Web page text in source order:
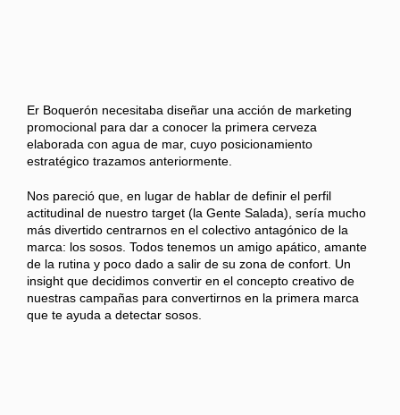
Er Boquerón necesitaba diseñar una acción de marketing
promocional para dar a conocer la primera cerveza
elaborada con agua de mar, cuyo posicionamiento
estratégico trazamos anteriormente.
Nos pareció que, en lugar de hablar de definir el perfil
actitudinal de nuestro target (la Gente Salada), sería mucho
más divertido centrarnos en el colectivo antagónico de la
marca: los sosos. Todos tenemos un amigo apático, amante
de la rutina y poco dado a salir de su zona de confort. Un
insight que decidimos convertir en el concepto creativo de
nuestras campañas para convertirnos en la primera marca
que te ayuda a detectar sosos.